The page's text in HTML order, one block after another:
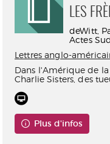
LES
deWitt,
Actes
Lettres anglo-
Dans l'Amérique de la
Charlie Sisters, des
Plus d'infos